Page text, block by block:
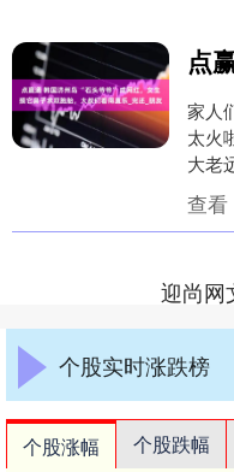
家人
太火
大老
爷”
事....
查看
迎尚网
个股实时涨跌榜
个股涨幅 个股跌幅